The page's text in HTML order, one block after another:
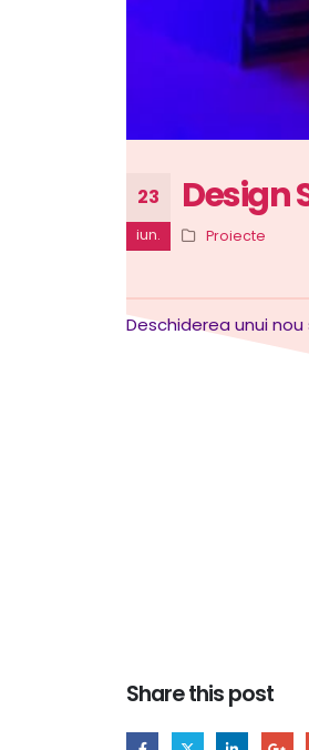
23
iun.
Design
Proiecte
Deschiderea unui
Share this post